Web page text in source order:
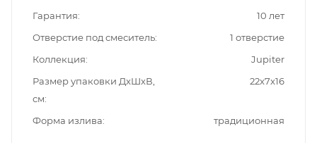
Гарантия
10 лет
Отверстие под смеситель
1 отверстие
Коллекция
Jupiter
Размер упаковки ДxШxВ,
см
22x7x16
Форма излива традиционная